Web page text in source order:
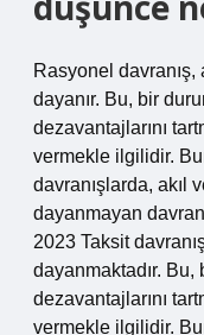
Rasyonel davranış,
dayanır. Bu, bir
dezavantajlarını
vermekle ilgilidir.
davranışlarda, akıl
dayanmayan
2023 Taksit
dayanmaktadır. Bu,
dezavantajlarını
vermekle ilgilidir.